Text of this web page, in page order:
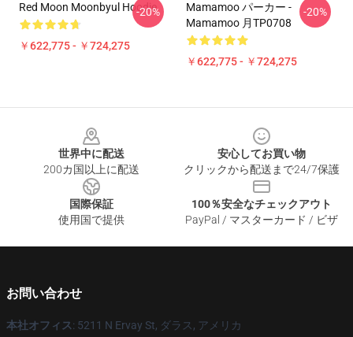
Red Moon Moonbyul Hoodie
￥622,775 - ￥724,275
-20%
Mamamoo パーカー -
Mamamoo 月TP0708
￥622,775 - ￥724,275
-20%
世界中に配送
200カ国以上に配送
安心してお買い物
クリックから配送まで24/7保護
国際保証
使用国で提供
100％安全なチェックアウト
PayPal / マスターカード / ビザ
お問い合わせ
本社オフィス: 5211 N Ervay St, ダラス, アメリカ